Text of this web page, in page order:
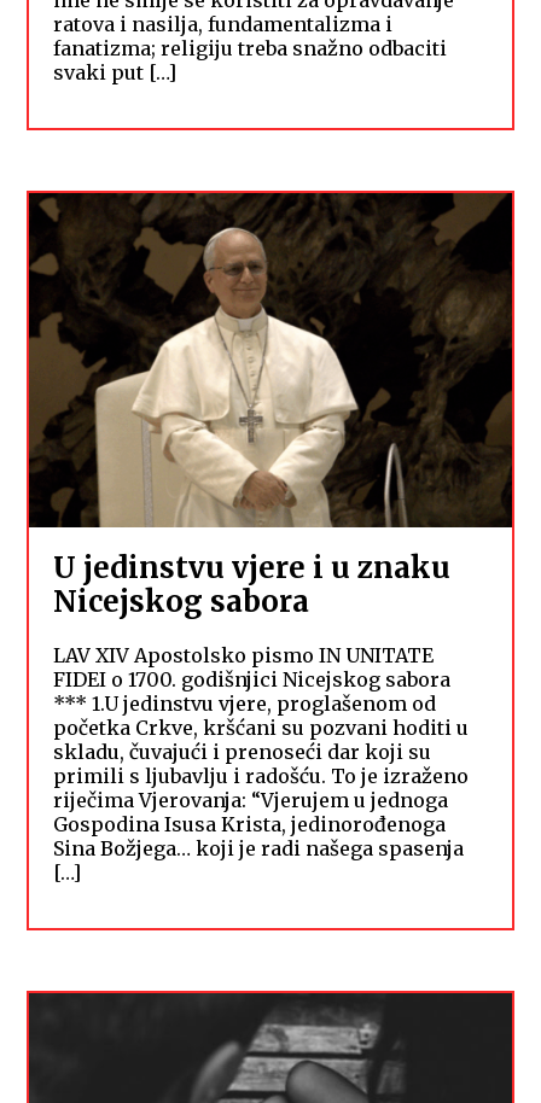
ratova i nasilja, fundamentalizma i
fanatizma; religiju treba snažno odbaciti
svaki put […]
U jedinstvu vjere i u znaku
Nicejskog sabora
LAV XIV Apostolsko pismo IN UNITATE
FIDEI o 1700. godišnjici Nicejskog sabora
*** 1.U jedinstvu vjere, proglašenom od
početka Crkve, kršćani su pozvani hoditi u
skladu, čuvajući i prenoseći dar koji su
primili s ljubavlju i radošću. To je izraženo
riječima Vjerovanja: “Vjerujem u jednoga
Gospodina Isusa Krista, jedinorođenoga
Sina Božjega… koji je radi našega spasenja
[…]